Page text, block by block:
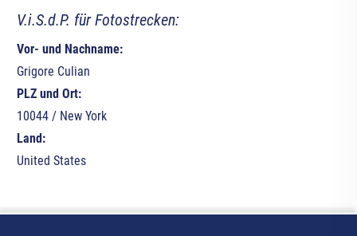
V.i.S.d.P. für Fotostrecken:
Vor- und Nachname:
Grigore Culian
PLZ und Ort:
10044 / New York
Land:
United States